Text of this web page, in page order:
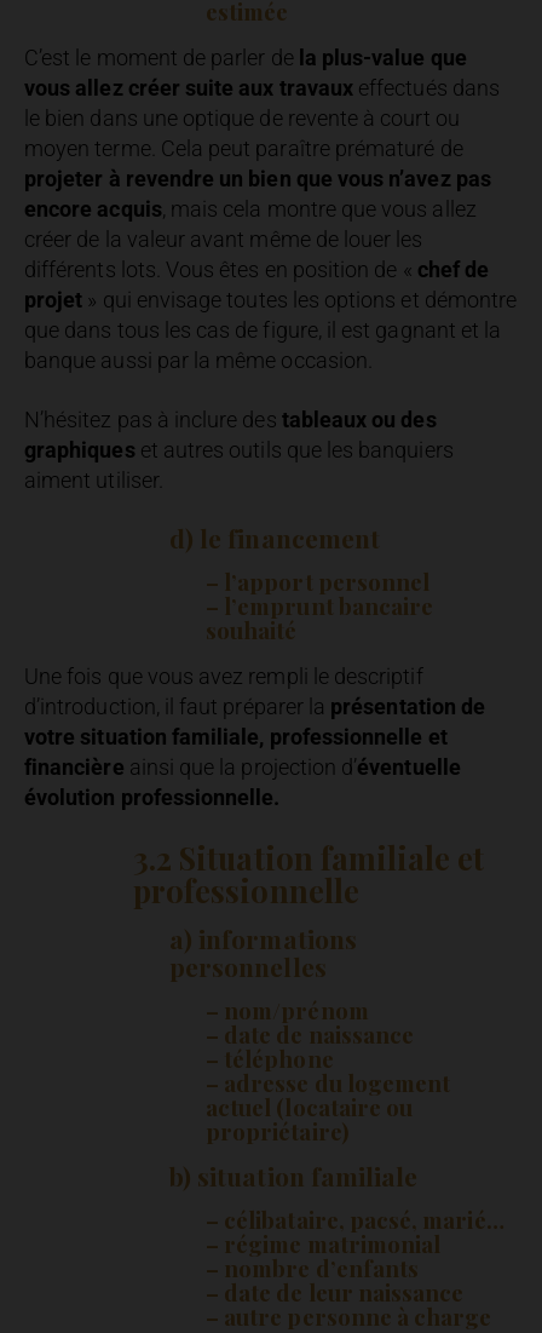
estimée
C’est le moment de parler de la plus-value que
vous allez créer suite aux travaux effectués dans
le bien dans une optique de revente à court ou
moyen terme. Cela peut paraître prématuré de
projeter à revendre un bien que vous n’avez pas
encore acquis, mais cela montre que vous allez
créer de la valeur avant même de louer les
différents lots. Vous êtes en position de « chef de
projet » qui envisage toutes les options et démontre
que dans tous les cas de figure, il est gagnant et la
banque aussi par la même occasion.
N’hésitez pas à inclure des tableaux ou des
graphiques et autres outils que les banquiers
aiment utiliser.
d) le financement
– l’apport personnel
– l’emprunt bancaire
souhaité
Une fois que vous avez rempli le descriptif
d’introduction, il faut préparer la présentation de
votre situation familiale, professionnelle et
financière ainsi que la projection d’éventuelle
évolution professionnelle.
3.2 Situation familiale et
professionnelle
a) informations
personnelles
– nom/prénom
– date de naissance
– téléphone
– adresse du logement
actuel (locataire ou
propriétaire)
b) situation familiale
– célibataire, pacsé, marié…
– régime matrimonial
– nombre d’enfants
– date de leur naissance
– autre personne à charge